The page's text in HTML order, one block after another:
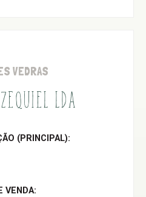
VEDRAS
LDA
(PRINCIPAL):
VENDA: